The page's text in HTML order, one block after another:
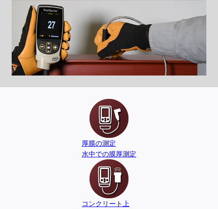
厚膜の測定
水中での膜厚測定
コンクリート上